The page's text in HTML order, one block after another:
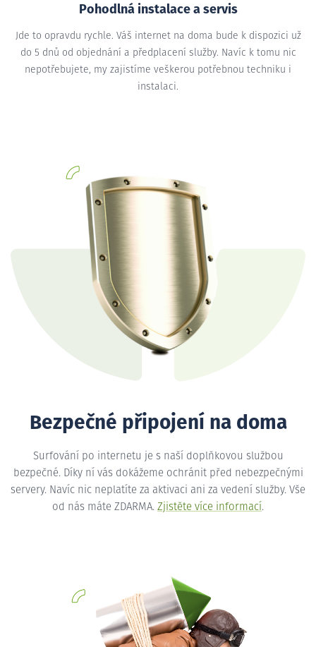
Pohodlná instalace a servis
Jde to opravdu rychle. Váš internet na doma bude k dispozici už
do 5 dnů od objednání a předplacení služby. Navíc k tomu nic
nepotřebujete, my zajistíme veškerou potřebnou techniku i
instalaci.
Bezpečné připojení na doma
Surfování po internetu je s naší doplňkovou službou
bezpečné. Díky ní vás dokážeme ochránit před nebezpečnými
servery. Navíc nic neplatíte za aktivaci ani za vedení služby. Vše
od nás máte ZDARMA. Zjistěte více informací.